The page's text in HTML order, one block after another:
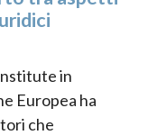
in
Europea ha
che